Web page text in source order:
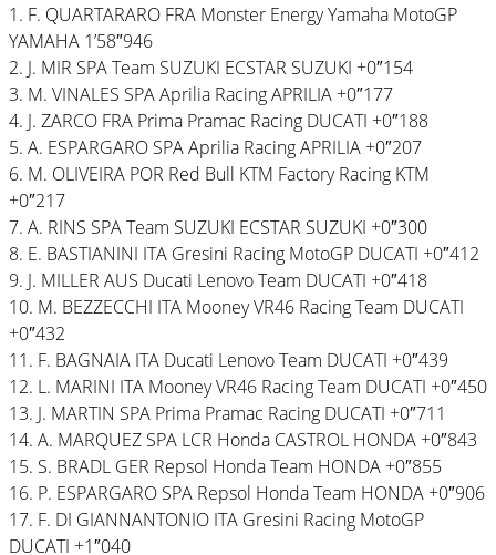
1. F. QUARTARARO FRA Monster Energy Yamaha MotoGP
YAMAHA 1’58″946
2. J. MIR SPA Team SUZUKI ECSTAR SUZUKI +0″154
3. M. VINALES SPA Aprilia Racing APRILIA +0″177
4. J. ZARCO FRA Prima Pramac Racing DUCATI +0″188
5. A. ESPARGARO SPA Aprilia Racing APRILIA +0″207
6. M. OLIVEIRA POR Red Bull KTM Factory Racing KTM
+0″217
7. A. RINS SPA Team SUZUKI ECSTAR SUZUKI +0″300
8. E. BASTIANINI ITA Gresini Racing MotoGP DUCATI +0″412
9. J. MILLER AUS Ducati Lenovo Team DUCATI +0″418
10. M. BEZZECCHI ITA Mooney VR46 Racing Team DUCATI
+0″432
11. F. BAGNAIA ITA Ducati Lenovo Team DUCATI +0″439
12. L. MARINI ITA Mooney VR46 Racing Team DUCATI +0″450
13. J. MARTIN SPA Prima Pramac Racing DUCATI +0″711
14. A. MARQUEZ SPA LCR Honda CASTROL HONDA +0″843
15. S. BRADL GER Repsol Honda Team HONDA +0″855
16. P. ESPARGARO SPA Repsol Honda Team HONDA +0″906
17. F. DI GIANNANTONIO ITA Gresini Racing MotoGP
DUCATI +1″040